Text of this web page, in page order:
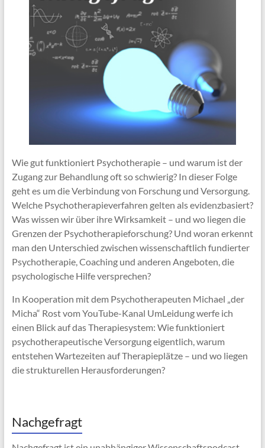
Wie gut funktioniert Psychotherapie – und warum ist der
Zugang zur Behandlung oft so schwierig? In dieser Folge
geht es um die Verbindung von Forschung und Versorgung.
Welche Psychotherapieverfahren gelten als evidenzbasiert?
Was wissen wir über ihre Wirksamkeit – und wo liegen die
Grenzen der Psychotherapieforschung? Und woran erkennt
man den Unterschied zwischen wissenschaftlich fundierter
Psychotherapie, Coaching und anderen Angeboten, die
psychologische Hilfe versprechen?
In Kooperation mit dem Psychotherapeuten Michael „der
Micha“ Rost vom YouTube-Kanal UmLeidung werfe ich
einen Blick auf das Therapiesystem: Wie funktioniert
psychotherapeutische Versorgung eigentlich, warum
entstehen Wartezeiten auf Therapieplätze – und wo liegen
die strukturellen Herausforderungen?
Nachgefragt